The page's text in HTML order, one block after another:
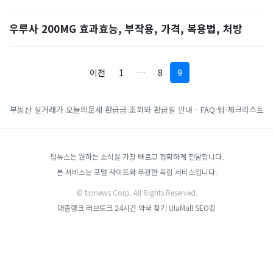
우루사 200MG 효과효능, 부작용, 가격, 복용법, 처방
이전 1 … 8 9
부동산 실거래가 오늘의운세 환급금 조회와 환급일 안내 - FAQ·팁·체크리스트
팁뉴스는 원하는 소식을 가장 빠르고 정확하게 전달합니다.
본 서비스는 포털 사이트와 무관한 독립 서비스입니다.
© tipnews Corp. All Rights Reserved.
대출랭크 러브토크 24시간 약국 찾기 UlaMall SEO킹